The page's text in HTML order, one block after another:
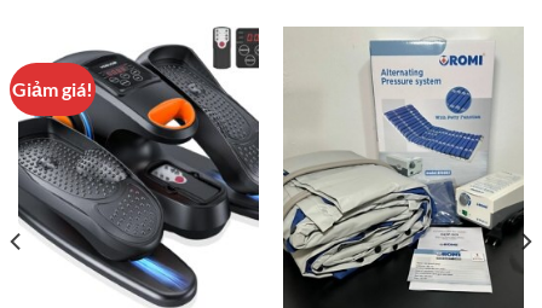
Giảm giá!